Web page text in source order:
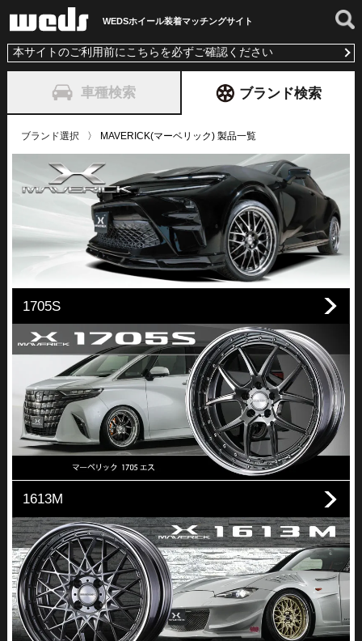
WEDSホイール装着マッチングサイト
本サイトのご利用前にこちらを必ずご確認ください
車種検索 ブランド検索
ブランド選択 MAVERICK(マーベリック) 製品一覧
1705S
1613M